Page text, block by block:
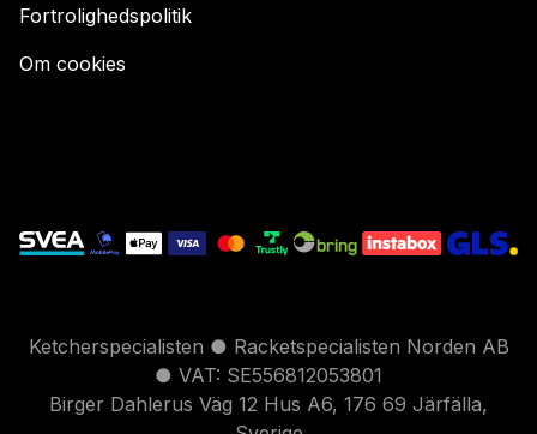
Fortrolighedspolitik
Om cookies
Ketcherspecialisten ● Racketspecialisten Norden AB
● VAT: SE556812053801
Birger Dahlerus Väg 12 Hus A6, 176 69 Järfälla,